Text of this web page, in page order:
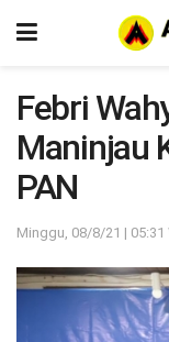
Febri
Maninjau
PAN
Minggu, 08/8/21 | 05:31